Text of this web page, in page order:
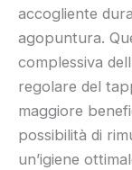
accogliente
agopuntura.
complessiva
regolare del
maggiore
possibilità di
un’igiene